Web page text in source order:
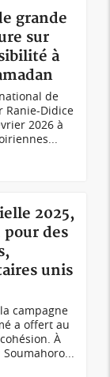
grande
sur
à
de
Ranie-Didice
2026 à
2025,
des
unis
campagne
a offert au
À